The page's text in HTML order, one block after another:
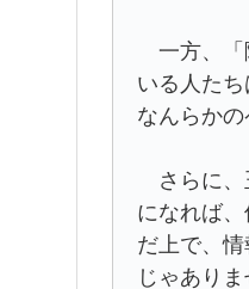
一方、「
いる人た
なんらか
さらに、
になれば
だ上で、
じゃあり